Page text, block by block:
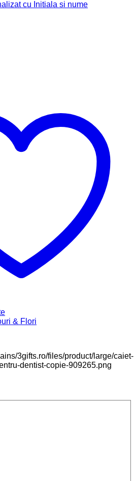
& Flori
3gifts.ro/files/product/large/caiet-
dentist-copie-909265.png